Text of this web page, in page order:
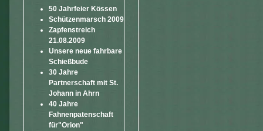
50 Jahrfeier Kössen
Schützenmarsch 2009
Zapfenstreich
21.08.2009
Unsere neue fahrbare
Schießbude
30 Jahre
Partnerschaft mit St.
Johann in Ahrn
40 Jahre
Fahnenpatenschaft
für"Orion"